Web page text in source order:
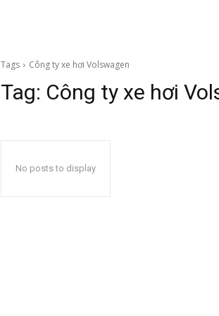
Tags Công ty xe hơi Volswagen
Tag: Công ty xe hơi
No posts to display